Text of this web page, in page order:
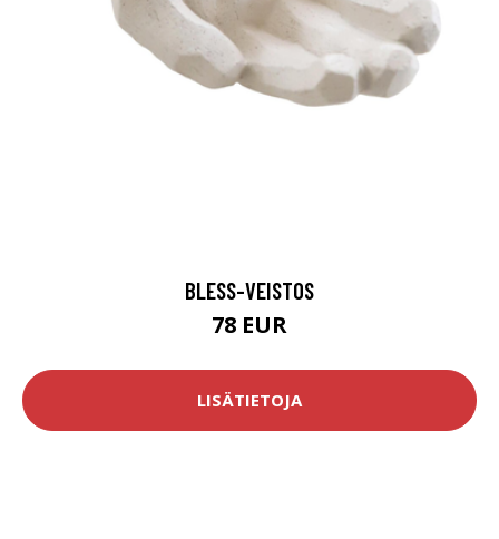
BLESS-VEISTOS
78 EUR
LISÄTIETOJA